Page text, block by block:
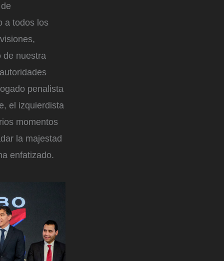
a todos los
de nuestra
penalista
el izquierdista
momentos
la majestad
enfatizado.